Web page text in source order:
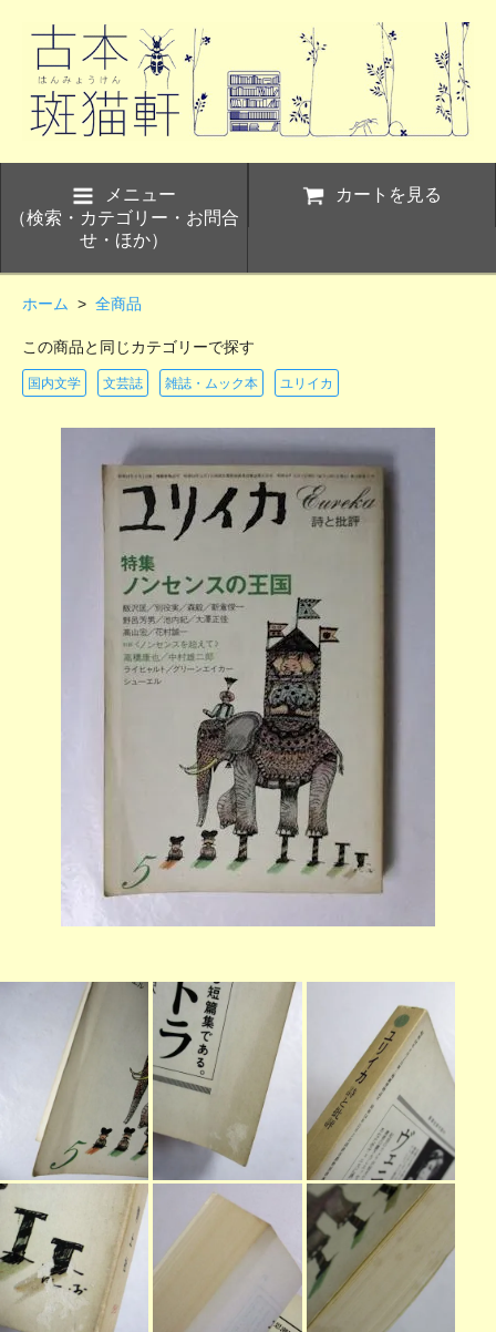
メニュー
（検索・カテゴリー・お問合
せ・ほか）
カートを見る
ホーム > 全商品
この商品と同じカテゴリーで探す
国内文学 文芸誌 雑誌・ムック本 ユリイカ